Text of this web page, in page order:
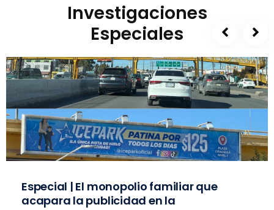
Investigaciones
Especiales
Especial | El monopolio familiar que
acapara la publicidad en la